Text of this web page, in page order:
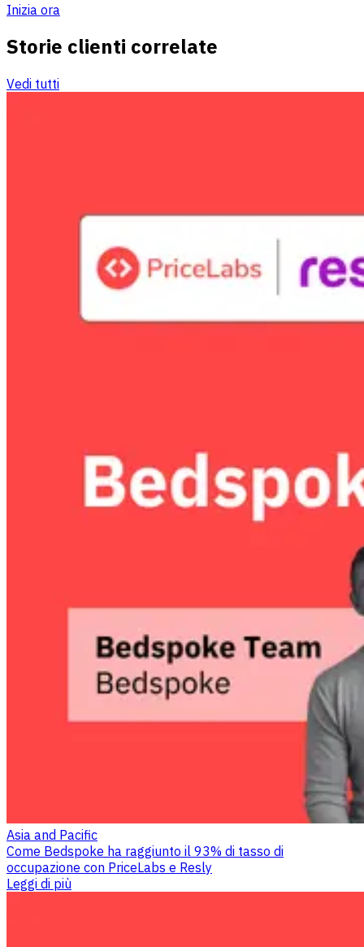
Inizia ora
Storie clienti correlate
Vedi tutti
Asia and Pacific
Come Bedspoke ha raggiunto il 93% di tasso di
occupazione con PriceLabs e Resly
Leggi di più